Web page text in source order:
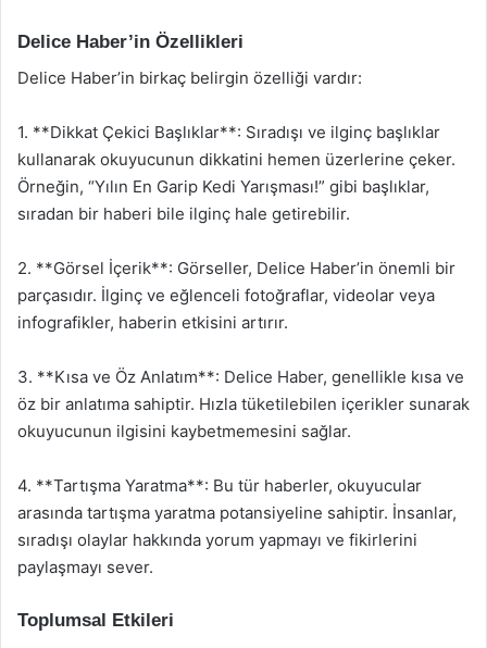
Delice Haber’in Özellikleri
Delice Haber’in birkaç belirgin özelliği vardır:
1. **Dikkat Çekici Başlıklar**: Sıradışı ve ilginç başlıklar
kullanarak okuyucunun dikkatini hemen üzerlerine çeker.
Örneğin, “Yılın En Garip Kedi Yarışması!” gibi başlıklar,
sıradan bir haberi bile ilginç hale getirebilir.
2. **Görsel İçerik**: Görseller, Delice Haber’in önemli bir
parçasıdır. İlginç ve eğlenceli fotoğraflar, videolar veya
infografikler, haberin etkisini artırır.
3. **Kısa ve Öz Anlatım**: Delice Haber, genellikle kısa ve
öz bir anlatıma sahiptir. Hızla tüketilebilen içerikler sunarak
okuyucunun ilgisini kaybetmemesini sağlar.
4. **Tartışma Yaratma**: Bu tür haberler, okuyucular
arasında tartışma yaratma potansiyeline sahiptir. İnsanlar,
sıradışı olaylar hakkında yorum yapmayı ve fikirlerini
paylaşmayı sever.
Toplumsal Etkileri